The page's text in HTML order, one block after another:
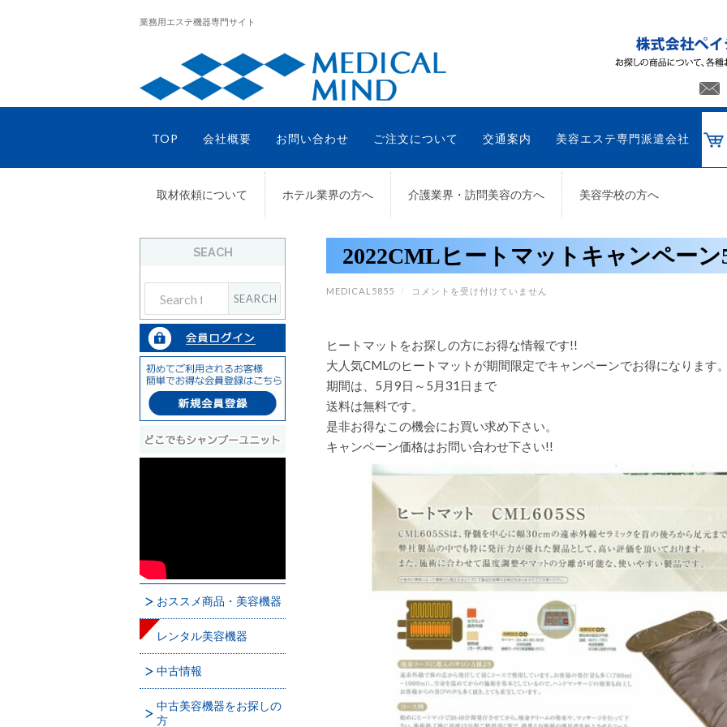
業務用エステ機器専門サイト
TOP 会社概要 お問い合わせ ご注文について 交通案内 美容エステ専門派遣会社
取材依頼について ホテル業界の方へ 介護業界・訪問美容の方へ 美容学校の方へ
2022CMLヒートマットキャンペーン
MEDICAL5855 /
2022CML
ッ
キ
ャ
ペ
ー
ン
5
コメントを受け付けていません
ヒートマットをお探しの方にお得な情報です!!
大人気CMLのヒートマットが期間限定でキャンペーンでお得になります
期間は、5月9日～5月31日まで
送料は無料です。
是非お得なこの機会にお買い求め下さい。
キャンペーン価格はお問い合わせ下さい!!
SEACH
おススメ商品・美容機器
レンタル美容機器
中古情報
中古美容機器をお探しの
方